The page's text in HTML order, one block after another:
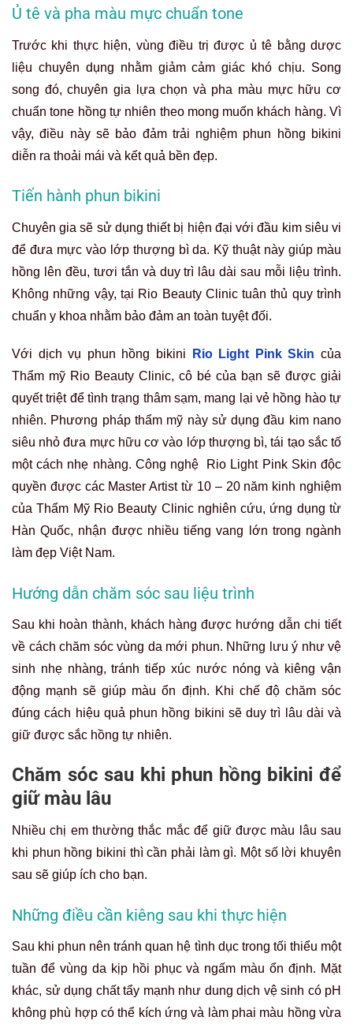
Ủ tê và pha màu mực chuẩn tone
Trước khi thực hiện, vùng điều trị được ủ tê bằng dược
liệu chuyên dụng nhằm giảm cảm giác khó chịu. Song
song đó, chuyên gia lựa chọn và pha màu mực hữu cơ
chuẩn tone hồng tự nhiên theo mong muốn khách hàng. Vì
vậy, điều này sẽ bảo đảm trải nghiệm phun hồng bikini
diễn ra thoải mái và kết quả bền đẹp.
Tiến hành phun bikini
Chuyên gia sẽ sử dụng thiết bị hiện đại với đầu kim siêu vi
để đưa mực vào lớp thượng bì da. Kỹ thuật này giúp màu
hồng lên đều, tươi tắn và duy trì lâu dài sau mỗi liệu trình.
Không những vậy, tại Rio Beauty Clinic tuân thủ quy trình
chuẩn y khoa nhằm bảo đảm an toàn tuyệt đối.
Với dịch vụ phun hồng bikini Rio Light Pink Skin của
Thẩm mỹ Rio Beauty Clinic, cô bé của bạn sẽ được giải
quyết triệt để tình trạng thâm sạm, mang lại vẻ hồng hào tự
nhiên. Phương pháp thẩm mỹ này sử dụng đầu kim nano
siêu nhỏ đưa mực hữu cơ vào lớp thượng bì, tái tạo sắc tố
một cách nhẹ nhàng. Công nghệ
Rio Light Pink Skin độc
quyền được các Master Artist từ 10 – 20 năm kinh nghiệm
của Thẩm Mỹ Rio Beauty Clinic nghiên cứu, ứng dụng từ
Hàn Quốc, nhận được nhiều tiếng vang lớn trong ngành
làm đẹp Việt Nam.
Hướng dẫn chăm sóc sau liệu trình
Sau khi hoàn thành, khách hàng được hướng dẫn chi tiết
về cách chăm sóc vùng da mới phun. Những lưu ý như vệ
sinh nhẹ nhàng, tránh tiếp xúc nước nóng và kiêng vận
động mạnh sẽ giúp màu ổn định. Khi chế độ chăm sóc
đúng cách hiệu quả phun hồng bikini sẽ duy trì lâu dài và
giữ được sắc hồng tự nhiên.
Chăm sóc sau khi phun hồng bikini để
giữ màu lâu
Nhiều chị em thường thắc mắc để giữ được màu lâu sau
khi phun hồng bikini thì cần phải làm gì. Một số lời khuyên
sau sẽ giúp ích cho bạn.
Những điều cần kiêng sau khi thực hiện
Sau khi phun nên tránh quan hệ tình dục trong tối thiểu một
tuần để vùng da kịp hồi phục và ngấm màu ổn định. Mặt
khác, sử dụng chất tẩy mạnh như dung dịch vệ sinh có pH
không phù hợp có thể kích ứng và làm phai màu hồng vừa